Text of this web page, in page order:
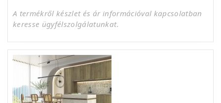
A termékről készlet és ár információval kapcsolatban
keresse ügyfélszolgálatunkat.